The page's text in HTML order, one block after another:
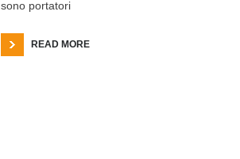
sono portatori
READ MORE